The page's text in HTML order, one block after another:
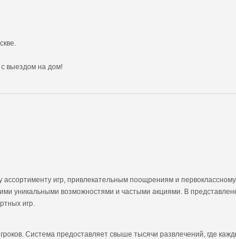
с выездом на дом!
игр, привлекательным поощрениям и первоклассному
уникальными возможностями и частыми акциями. В
игр.
Система предоставляет свыше тысячи развлечений, где